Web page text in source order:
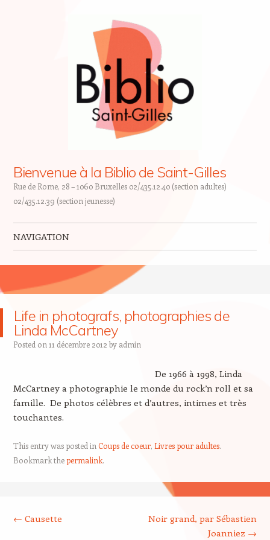
Bienvenue à la Biblio de Saint-Gilles
Rue de Rome, 28 – 1060 Bruxelles 02/435.12.40 (section adultes)
02/435.12.39 (section jeunesse)
NAVIGATION
Life in photografs, photographies de
Linda McCartney
Posted on 11 décembre 2012 by admin
De 1966 à 1998, Linda
McCartney a photographie le monde du rock’n roll et sa
famille. De photos célèbres et d’autres, intimes et très
touchantes.
This entry was posted in Coups de coeur, Livres pour adultes.
Bookmark thepermalink.
← Causette
Noir grand, par Sébastien
Joanniez →